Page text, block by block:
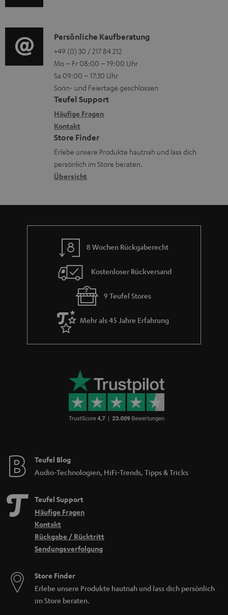
l
a
d
e
n
e
n
z
u
r
G
a
r
a
n
i
e
g
e
r
ä
t
e
R
ü
c
k
a
h
m
i
o
-
L
e
x
i
k
o
n
K
o
n
t
a
k
t
d
a
t
n
Persönliche Kaufberatung
+49 (0) 30 / 217 84 212
Mo – Fr 08:00 – 19:00 Uhr
Sa 09:00 – 17:30 Uhr
Sonn- und Feiertage geschlossen
Teufel Support
Häufige Fragen
Kontakt
Store Finder
Erlebe unsere Produkte hautnah und lass dich
persönlich im Store beraten.
Übersicht
8 Wochen Rückgaberecht
Kostenloser Rückversand
9 Teufel Stores
Mehr als 45 Jahre Erfahrung
Teufel Blog
Audio-Technologien, HiFi-Trends, Tipps & Tricks
Teufel Support
Häufige Fragen
Kontakt
Rückgabe / Rücktritt
Sendungsverfolgung
Store Finder
Erlebe unsere Produkte hautnah und lass dich persönlich
im Store beraten.